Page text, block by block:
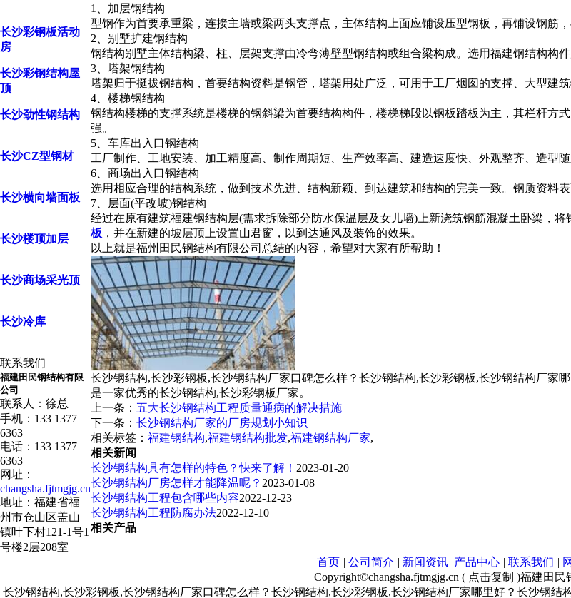
长沙彩钢板活动
房
长沙彩钢结构屋
顶
长沙劲性钢结构
长沙CZ型钢材
长沙横向墙面板
长沙楼顶加层
长沙商场采光顶
长沙冷库
联系我们
福建田民钢结构有限
公司
联系人：徐总
手机：133 1377
6363
电话：133 1377
6363
网址：
changsha.fjtmgjg.cn
地址：福建省福
州市仓山区盖山
镇叶下村121-1号1
号楼2层208室
1、加层钢结构
型钢作为首要承重梁，连接主墙或梁两头支撑点，主体结构上面应铺设压型钢板，再铺设钢筋
2、别墅扩建钢结构
钢结构别墅主体结构梁、柱、层架支撑由冷弯薄壁型钢结构或组合梁构成。选用福建钢结构构
3、塔架钢结构
塔架归于挺拔钢结构，首要结构资料是钢管，塔架用处广泛，可用于工厂烟囱的支撑、大型建
4、楼梯钢结构
钢结构楼梯的支撑系统是楼梯的钢斜梁为首要结构构件，楼梯梯段以钢板踏板为主，其栏杆方
强。
5、车库出入口钢结构
工厂制作、工地安装、加工精度高、制作周期短、生产效率高、建造速度快、外观整齐、造型随
6、商场出入口钢结构
选用相应合理的结构系统，做到技术先进、结构新颖、到达建筑和结构的完美一致。钢质资料
7、层面(平改坡)钢结构
经过在原有建筑福建钢结构层(需求拆除部分防水保温层及女儿墙)上新浇筑钢筋混凝土卧梁，
板 ，并在新建的坡层顶上设置山君窗，以到达通风及装饰的效果。
以上就是福州田民钢结构有限公司总结的内容，希望对大家有所帮助！
长沙钢结构,长沙彩钢板,长沙钢结构厂家口碑怎么样？长沙钢结构,长沙彩钢板,长沙钢结构厂家
是一家优秀的长沙钢结构,长沙彩钢板厂家。
上一条： 五大长沙钢结构工程质量通病的解决措施
下一条： 长沙钢结构厂家的厂房规划小知识
相关标签： 福建钢结构,福建钢结构批发,福建钢结构厂家,
相关新闻
长沙钢结构具有怎样的特色？快来了解！ 2023-01-20
长沙钢结构厂房怎样才能降温呢？ 2023-01-08
长沙钢结构工程包含哪些内容2022-12-23
长沙钢结构工程防腐办法2022-12-10
相关产品
首页 | 公司简介 | 新闻资讯| 产品中心 | 联系我们 |
Copyright©changsha.fjtmgjg.cn ( 点击复制 )福建田民
长沙钢结构,长沙彩钢板,长沙钢结构厂家口碑怎么样？长沙钢结构,长沙彩钢板,长沙钢结构厂家哪里好？长沙钢